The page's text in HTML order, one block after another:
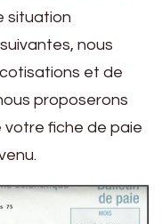
situation
nous
et de
proposerons
votre fiche de paie